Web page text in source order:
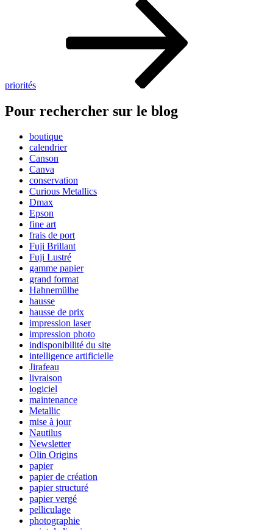
priorités
Pour rechercher sur le blog
boutique
calendrier
Canson
Canva
conservation
Curious Metallics
Dmax
Epson
fine art
frais de port
Fuji Brillant
Fuji Lustré
gamme papier
grand format
Hahnemülhe
hausse
hausse de prix
impression laser
impression photo
indisponibilité du site
intelligence artificielle
Jirafeau
livraison
logiciel
maintenance
Metallic
mise à jour
Nautilus
Newsletter
Olin Origins
papier
papier de création
papier structuré
papier vergé
pelliculage
photographie